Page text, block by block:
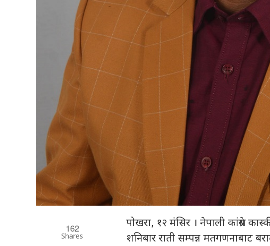
162
Shares
पोखरा, १२ मंसिर । नेपाली कांग्रेस
शनिबार राती सम्पन्न